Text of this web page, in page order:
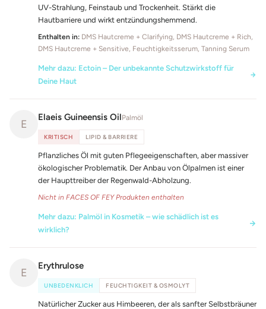
UV-Strahlung, Feinstaub und Trockenheit. Stärkt die
Hautbarriere und wirkt entzündungshemmend.
Enthalten in: DMS Hautcreme + Clarifying, DMS Hautcreme + Rich,
DMS Hautcreme + Sensitive, Feuchtigkeitsserum, Tanning Serum
Mehr dazu: Ectoin – Der unbekannte Schutzwirkstoff für
Deine Haut
E
Elaeis Guineensis OilPalmöl
KRITISCH LIPID & BARRIERE
Pflanzliches Öl mit guten Pflegeeigenschaften, aber massiver
ökologischer Problematik. Der Anbau von Ölpalmen ist einer
der Haupttreiber der Regenwald-Abholzung.
Nicht in FACES OF FEY Produkten enthalten
Mehr dazu: Palmöl in Kosmetik – wie schädlich ist es
wirklich?
E
Erythrulose
UNBEDENKLICH FEUCHTIGKEIT & OSMOLYT
Natürlicher Zucker aus Himbeeren, der als sanfter Selbstbräuner